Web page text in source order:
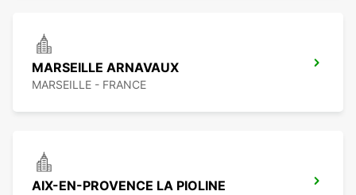
MARSEILLE ARNAVAUX
MARSEILLE - FRANCE
AIX-EN-PROVENCE LA PIOLINE